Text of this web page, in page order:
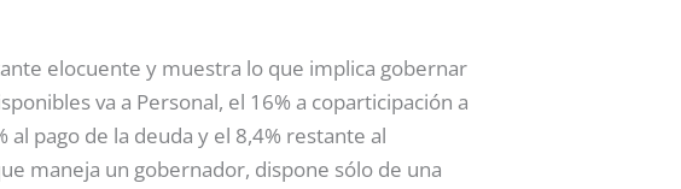
elocuente y muestra lo que implica gobernar
va a Personal, el 16% a coparticipación a
al pago de la deuda y el 8,4% restante al
maneja un gobernador, dispone sólo de una